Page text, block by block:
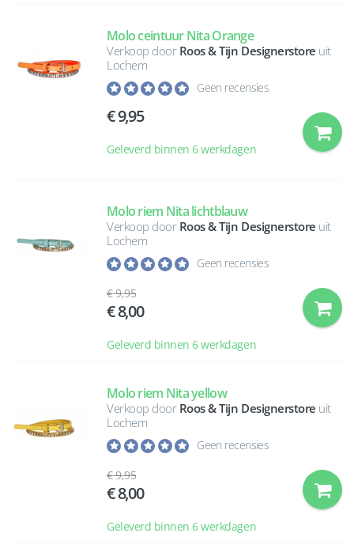
Molo ceintuur Nita Orange
Verkoop door Roos & Tijn Designerstore uit
Lochem
Geen recensies
9,95
Geleverd binnen 6 werkdagen
Molo riem Nita lichtblauw
Verkoop door Roos & Tijn Designerstore uit
Lochem
Geen recensies
9,95
8,00
Geleverd binnen 6 werkdagen
Molo riem Nita yellow
Verkoop door Roos & Tijn Designerstore uit
Lochem
Geen recensies
9,95
8,00
Geleverd binnen 6 werkdagen